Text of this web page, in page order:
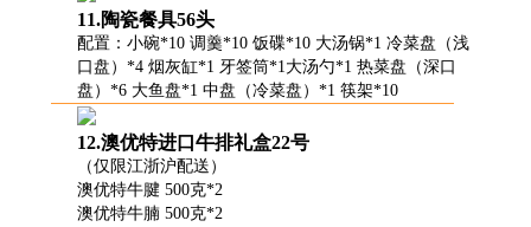
11.陶瓷餐具56头
配置：小碗*10 调羹*10 饭碟*10 大汤锅*1 冷菜盘（浅
口盘）*4 烟灰缸*1 牙签筒*1大汤勺*1 热菜盘（深口
盘）*6 大鱼盘*1 中盘（冷菜盘）*1 筷架*10
12.澳优特进口牛排礼盒22号
（仅限江浙沪配送）
澳优特牛腱 500克*2
澳优特牛腩 500克*2